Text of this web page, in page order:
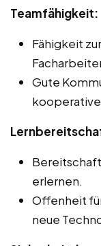
Teamfähigkeit:
Fähigkeit
Gute
erlernen.
Offenheit
neue